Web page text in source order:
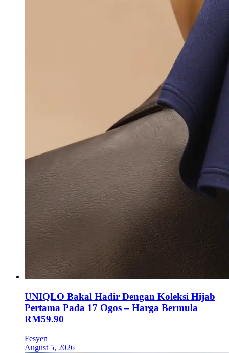
UNIQLO Bakal Hadir Dengan Koleksi Hijab
Pertama Pada 17 Ogos – Harga Bermula
RM59.90
Fesyen
August 5, 2026